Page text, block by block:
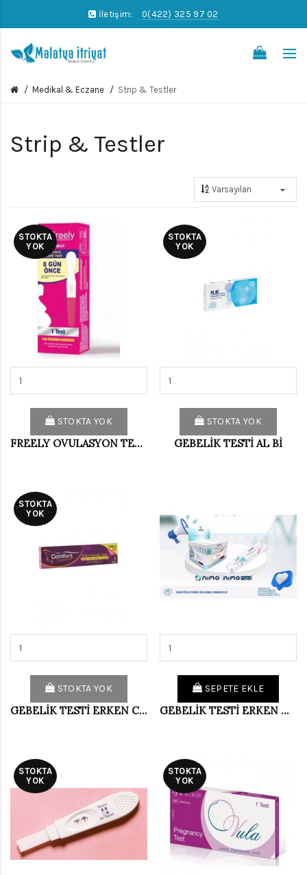
İletişim: 0(422) 325 97 02
Medikal & Eczane Strip & Testler
Strip & Testler
STOKTA
YOK
STOKTA YOK
FREELY OVULASYON TESTİ 5 Lİ
STOKTA
YOK
STOKTA YOK
GEBELİK TESTİ AL Bİ
STOKTA
YOK
STOKTA YOK
GEBELİK TESTİ ERKEN COMFORT (PKT-12'Lİ)
SEPETE EKLE
GEBELİK TESTİ ERKEN NİMO
STOKTA
YOK
STOKTA
YOK